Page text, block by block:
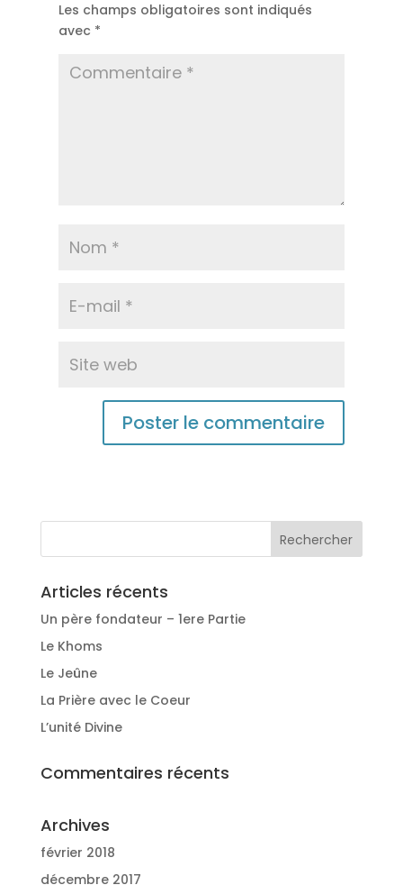
Les champs obligatoires sont indiqués
avec *
Articles récents
Un père fondateur – 1ere Partie
Le Khoms
Le Jeûne
La Prière avec le Coeur
L’unité Divine
Commentaires récents
Archives
février 2018
décembre 2017